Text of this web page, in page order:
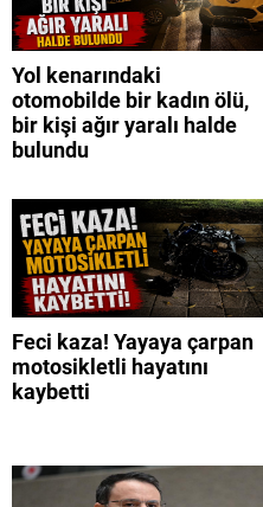
Yol kenarındaki
otomobilde bir kadın ölü,
bir kişi ağır yaralı halde
bulundu
Feci kaza! Yayaya çarpan
motosikletli hayatını
kaybetti